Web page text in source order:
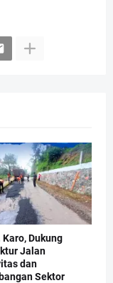
Dukung
Jalan
dan
Sektor